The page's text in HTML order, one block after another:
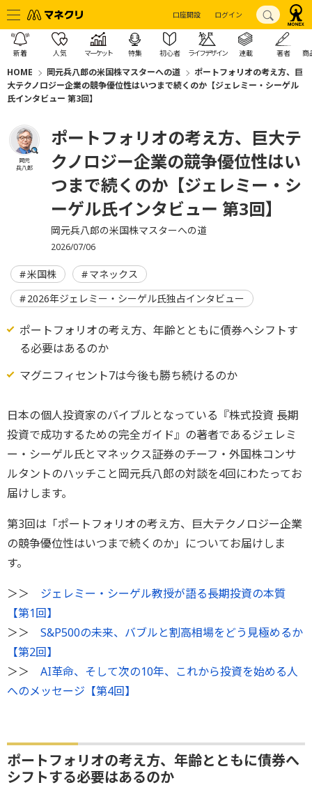
口座開設 ログイン
新着 人気 マーケット 特集 初心者 ライフデザイン 連載 著者 商
HOME 岡元兵八郎の米国株マスターへの道
ポートフォリオの考え方、巨
大テクノロジー企業の競争優位性はいつまで続くのか【ジェレミー・シーゲル
氏インタビュー 第3回】
岡元
兵八郎
ポートフォリオの考え方、巨大テ
クノロジー企業の競争優位性はい
つまで続くのか【ジェレミー・シ
ーゲル氏インタビュー 第3回】
岡元兵八郎の米国株マスターへの道
2026/07/06
米国株
マネックス
2026年ジェレミー・シーゲル氏独占インタビュー
ポートフォリオの考え方、年齢とともに債券へシフトす
る必要はあるのか
マグニフィセント7は今後も勝ち続けるのか
日本の個人投資家のバイブルとなっている『株式投資 長期
投資で成功するための完全ガイド』の著者であるジェレミ
ー・シーゲル氏とマネックス証券のチーフ・外国株コンサ
ルタントのハッチこと岡元兵八郎の対談を4回にわたってお
届けします。
第3回は「ポートフォリオの考え方、巨大テクノロジー企業
の競争優位性はいつまで続くのか」についてお届けしま
す。
＞＞ ジェレミー・シーゲル教授が語る長期投資の本質
【第1回】
＞＞ S&P500の未来、バブルと割高相場をどう見極めるか
【第2回】
＞＞ AI革命、そして次の10年、これから投資を始める人
へのメッセージ【第4回】
ポートフォリオの考え方、年齢とともに債券へ
シフトする必要はあるのか